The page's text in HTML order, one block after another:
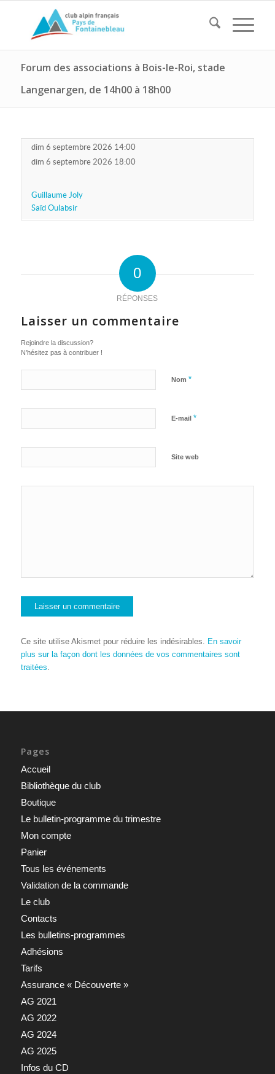
Forum des associations à Bois-le-Roi, stade
Langenargen, de 14h00 à 18h00
dim 6 septembre 2026 14:00
dim 6 septembre 2026 18:00
Guillaume Joly
Saïd Oulabsir
0
RÉPONSES
Laisser un commentaire
Rejoindre la discussion?
N’hésitez pas à contribuer !
Nom *
E-mail *
Site web
Ce site utilise Akismet pour réduire les indésirables. En savoir
plus sur la façon dont les données de vos commentaires sont
traitées.
Pages
Accueil
Bibliothèque du club
Boutique
Le bulletin-programme du trimestre
Mon compte
Panier
Tous les événements
Validation de la commande
Le club
Contacts
Les bulletins-programmes
Adhésions
Tarifs
Assurance « Découverte »
AG 2021
AG 2022
AG 2024
AG 2025
Infos du CD